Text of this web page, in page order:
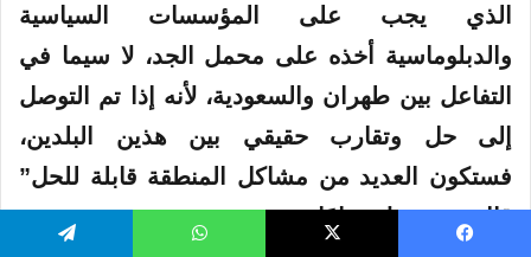
الذي يجب على المؤسسات السياسية
والدبلوماسية أخذه على محمل الجد، لا سيما في
التفاعل بين طهران والسعودية، لأنه إذا تم التوصل
إلى حل وتقارب حقيقي بين هذين البلدين،
فستكون العديد من مشاكل المنطقة قابلة للحل”
قال: نتق معك تمامًا.